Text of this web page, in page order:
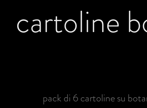
cartoline
pack di 6 cartoline su